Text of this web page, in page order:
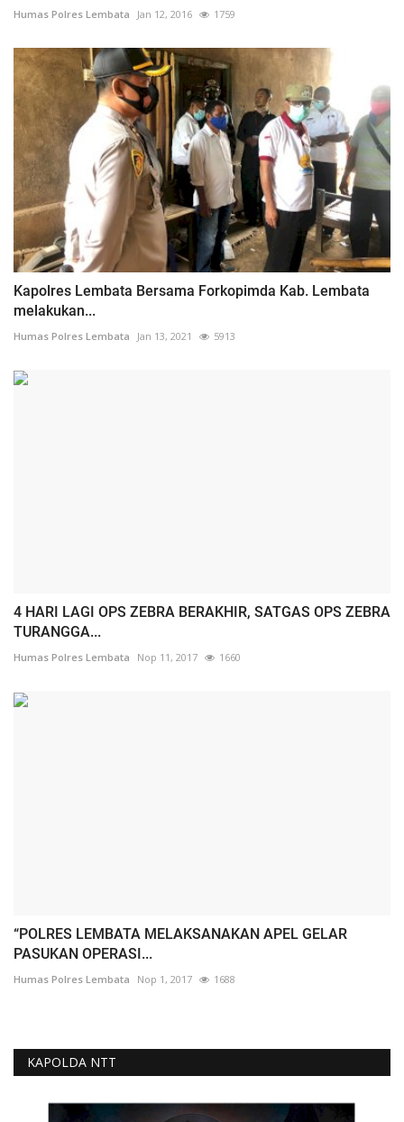
Humas Polres Lembata Jan 12, 2016 1759
Kapolres Lembata Bersama Forkopimda Kab. Lembata
melakukan...
Humas Polres Lembata Jan 13, 2021 5913
4 HARI LAGI OPS ZEBRA BERAKHIR, SATGAS OPS ZEBRA
TURANGGA...
Humas Polres Lembata Nop 11, 2017 1660
“POLRES LEMBATA MELAKSANAKAN APEL GELAR
PASUKAN OPERASI...
Humas Polres Lembata Nop 1, 2017 1688
KAPOLDA NTT